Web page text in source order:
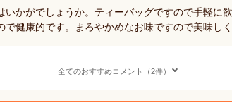
いかがでしょうか。ティーバッグですので手軽に
で健康的です。まろやかめなお味ですので美味し
全てのおすすめコメント（2件）